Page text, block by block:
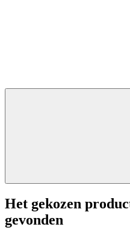
Het gekozen
gevonden